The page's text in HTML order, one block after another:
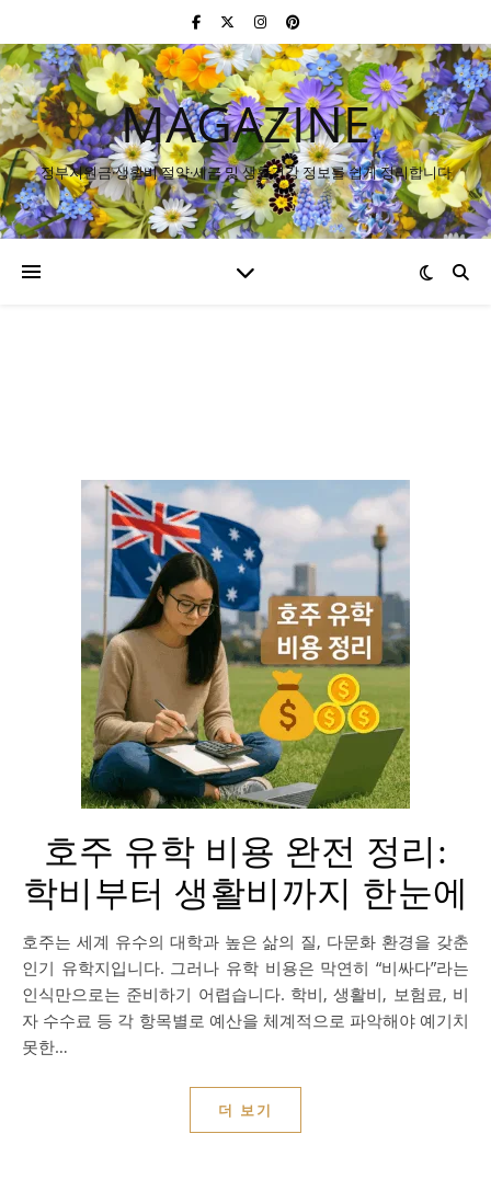
MAGAZINE
정부지원금·생활비 절약·세금 및 생활건강 정보를 쉽게 정리합니다
호주 유학 비용 완전 정리:
학비부터 생활비까지 한눈에
호주는 세계 유수의 대학과 높은 삶의 질, 다문화 환경을 갖춘
인기 유학지입니다. 그러나 유학 비용은 막연히 “비싸다”라는
인식만으로는 준비하기 어렵습니다. 학비, 생활비, 보험료, 비
자 수수료 등 각 항목별로 예산을 체계적으로 파악해야 예기치
못한…
더 보기